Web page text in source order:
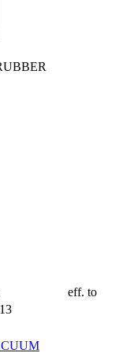
eff. to